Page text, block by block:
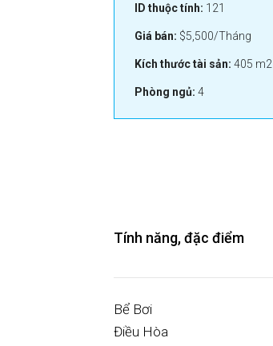
ID thuộc tính: 121
Giá bán: $5,500/Tháng
Kích thước tài sản: 405 m2
Phòng ngủ: 4
Tính năng, đặc điểm
Bể Bơi
Điều Hòa